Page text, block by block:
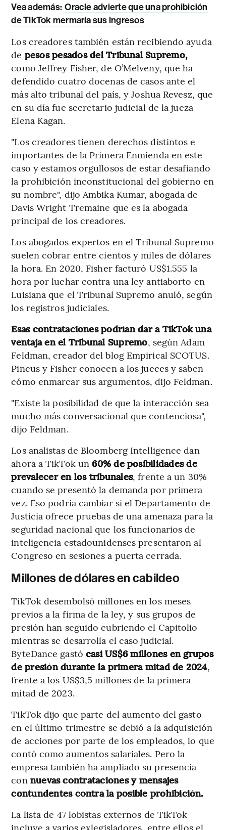
Vea además: Oracle advierte que una prohibición
de TikTok mermaría sus ingresos
Los creadores también están recibiendo ayuda
de pesos pesados del Tribunal Supremo,
como Jeffrey Fisher, de O’Melveny, que ha
defendido cuatro docenas de casos ante el
más alto tribunal del país, y Joshua Revesz, que
en su día fue secretario judicial de la jueza
Elena Kagan.
"Los creadores tienen derechos distintos e
importantes de la Primera Enmienda en este
caso y estamos orgullosos de estar desafiando
la prohibición inconstitucional del gobierno en
su nombre", dijo Ambika Kumar, abogada de
Davis Wright Tremaine que es la abogada
principal de los creadores.
Los abogados expertos en el Tribunal Supremo
suelen cobrar entre cientos y miles de dólares
la hora. En 2020, Fisher facturó US$1.555 la
hora por luchar contra una ley antiaborto en
Luisiana que el Tribunal Supremo anuló, según
los registros judiciales.
Esas contrataciones podrían dar a TikTok una
ventaja en el Tribunal Supremo, según Adam
Feldman, creador del blog Empirical SCOTUS.
Pincus y Fisher conocen a los jueces y saben
cómo enmarcar sus argumentos, dijo Feldman.
"Existe la posibilidad de que la interacción sea
mucho más conversacional que contenciosa",
dijo Feldman.
Los analistas de Bloomberg Intelligence dan
ahora a TikTok un 60% de posibilidades de
prevalecer en los tribunales, frente a un 30%
cuando se presentó la demanda por primera
vez. Eso podría cambiar si el Departamento de
Justicia ofrece pruebas de una amenaza para la
seguridad nacional que los funcionarios de
inteligencia estadounidenses presentaron al
Congreso en sesiones a puerta cerrada.
Millones de dólares en cabildeo
TikTok desembolsó millones en los meses
previos a la firma de la ley, y sus grupos de
presión han seguido cubriendo el Capitolio
mientras se desarrolla el caso judicial.
ByteDance gastó casi US$6 millones en grupos
de presión durante la primera mitad de 2024,
frente a los US$3,5 millones de la primera
mitad de 2023.
TikTok dijo que parte del aumento del gasto
en el último trimestre se debió a la adquisición
de acciones por parte de los empleados, lo que
contó como aumentos salariales. Pero la
empresa también ha ampliado su presencia
con nuevas contrataciones y mensajes
contundentes contra la posible prohibición.
La lista de 47 lobistas externos de TikTok
incluye a varios exlegisladores, entre ellos el